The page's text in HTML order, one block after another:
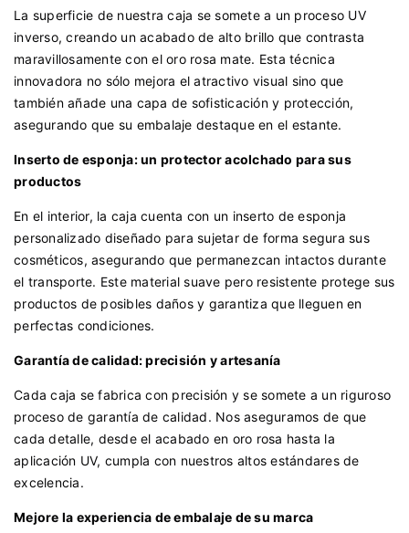
La superficie de nuestra caja se somete a un proceso UV
inverso, creando un acabado de alto brillo que contrasta
maravillosamente con el oro rosa mate. Esta técnica
innovadora no sólo mejora el atractivo visual sino que
también añade una capa de sofisticación y protección,
asegurando que su embalaje destaque en el estante.
Inserto de esponja: un protector acolchado para sus
productos
En el interior, la caja cuenta con un inserto de esponja
personalizado diseñado para sujetar de forma segura sus
cosméticos, asegurando que permanezcan intactos durante
el transporte. Este material suave pero resistente protege sus
productos de posibles daños y garantiza que lleguen en
perfectas condiciones.
Garantía de calidad: precisión y artesanía
Cada caja se fabrica con precisión y se somete a un riguroso
proceso de garantía de calidad. Nos aseguramos de que
cada detalle, desde el acabado en oro rosa hasta la
aplicación UV, cumpla con nuestros altos estándares de
excelencia.
Mejore la experiencia de embalaje de su marca